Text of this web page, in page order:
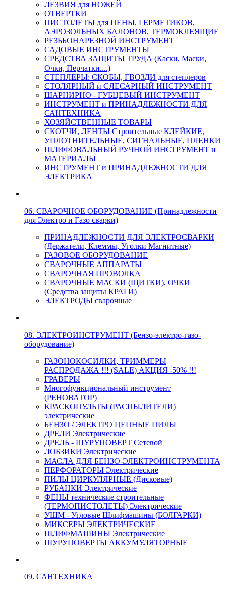
ЛЕЗВИЯ для НОЖЕЙ
ОТВЕРТКИ
ПИСТОЛЕТЫ для ПЕНЫ, ГЕРМЕТИКОВ,
АЭРОЗОЛЬНЫХ БАЛОНОВ, ТЕРМОКЛЕЯЩИЕ
РЕЗЬБОНАРЕЗНОЙ ИНСТРУМЕНТ
САДОВЫЕ ИНСТРУМЕНТЫ
СРЕДСТВА ЗАЩИТЫ ТРУДА (Каски, Маски,
Очки, Перчатки....)
СТЕПЛЕРЫ: СКОБЫ, ГВОЗДИ для степлеров
СТОЛЯРНЫЙ и СЛЕСАРНЫЙ ИНСТРУМЕНТ
ШАРНИРНО - ГУБЦЕВЫЙ ИНСТРУМЕНТ
ИНСТРУМЕНТ и ПРИНАДЛЕЖНОСТИ ДЛЯ
САНТЕХНИКА
ХОЗЯЙСТВЕННЫЕ ТОВАРЫ
СКОТЧИ, ЛЕНТЫ Строительные КЛЕЙКИЕ,
УПЛОТНИТЕЛЬНЫЕ, СИГНАЛЬНЫЕ, ПЛЕНКИ
ШЛИФОВАЛЬНЫЙ РУЧНОЙ ИНСТРУМЕНТ и
МАТЕРИАЛЫ
ИНСТРУМЕНТ и ПРИНАДЛЕЖНОСТИ ДЛЯ
ЭЛЕКТРИКА
06. СВАРОЧНОЕ ОБОРУДОВАНИЕ (Принадлежности
для Электро и Газо сварки)
ПРИНАДЛЕЖНОСТИ ДЛЯ ЭЛЕКТРОСВАРКИ
(Держатели, Клеммы, Уголки Магнитные)
ГАЗОВОЕ ОБОРУДОВАНИЕ
СВАРОЧНЫЕ АППАРАТЫ
СВАРОЧНАЯ ПРОВОЛКА
СВАРОЧНЫЕ МАСКИ (ЩИТКИ), ОЧКИ
(Средства защиты КРАГИ)
ЭЛЕКТРОДЫ сварочные
08. ЭЛЕКТРОИНСТРУМЕНТ (Бензо-электро-газо-
оборудование)
ГАЗОНОКОСИЛКИ, ТРИММЕРЫ
РАСПРОДАЖА !!! (SALE) АКЦИЯ -50% !!!
ГРАВЕРЫ
Многофункциональный инструмент
(РЕНОВАТОР)
КРАСКОПУЛЬТЫ (РАСПЫЛИТЕЛИ)
электрические
БЕНЗО / ЭЛЕКТРО ЦЕПНЫЕ ПИЛЫ
ДРЕЛИ Электрические
ДРЕЛЬ - ШУРУПОВЕРТ Сетевой
ЛОБЗИКИ Электрические
МАСЛА ДЛЯ БЕНЗО-ЭЛЕКТРОИНСТРУМЕНТА
ПЕРФОРАТОРЫ Электрические
ПИЛЫ ЦИРКУЛЯРНЫЕ (Дисковые)
РУБАНКИ Электрические
ФЕНЫ технические строительные
(ТЕРМОПИСТОЛЕТЫ) Электрические
УШМ - Угловые Шлифмашины (БОЛГАРКИ)
МИКСЕРЫ ЭЛЕКТРИЧЕСКИЕ
ШЛИФМАШИНЫ Электрические
ШУРУПОВЕРТЫ АККУМУЛЯТОРНЫЕ
09. САНТЕХНИКА